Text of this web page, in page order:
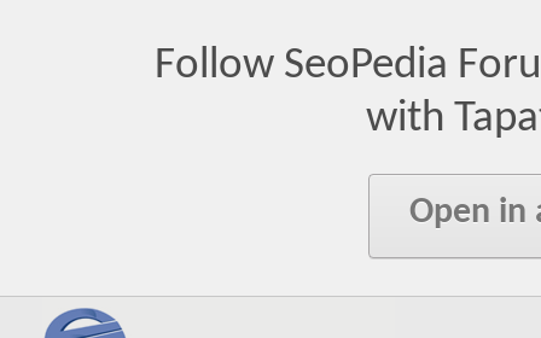
Follow SeoPedia
with
Open in